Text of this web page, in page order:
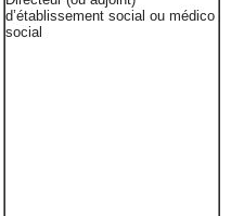
d’établissement social ou médico
social